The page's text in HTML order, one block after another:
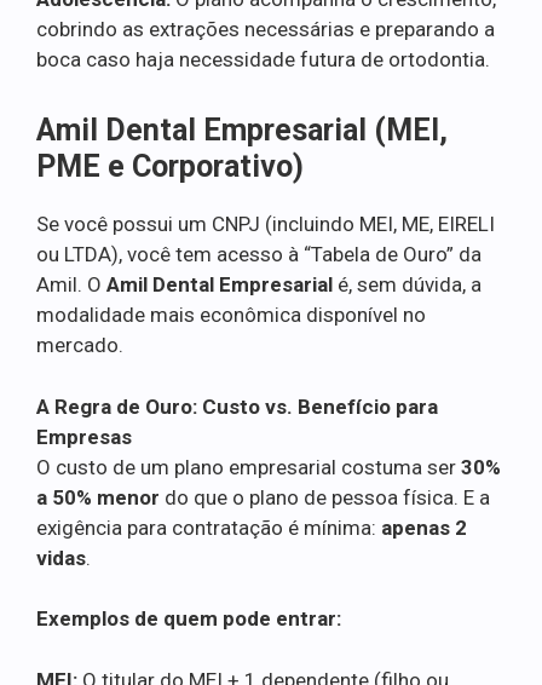
cobrindo as extrações necessárias e preparando a
boca caso haja necessidade futura de ortodontia.
Amil Dental Empresarial (MEI,
PME e Corporativo)
Se você possui um CNPJ (incluindo MEI, ME, EIRELI
ou LTDA), você tem acesso à “Tabela de Ouro” da
Amil. O Amil Dental Empresarial é, sem dúvida, a
modalidade mais econômica disponível no
mercado.
A Regra de Ouro: Custo vs. Benefício para
Empresas
O custo de um plano empresarial costuma ser 30%
a 50% menor do que o plano de pessoa física. E a
exigência para contratação é mínima: apenas 2
vidas.
Exemplos de quem pode entrar:
MEI: O titular do MEI + 1 dependente (filho ou